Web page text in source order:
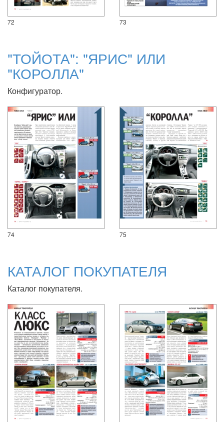
72 73
"ТОЙОТА": "ЯРИС" ИЛИ
"КОРОЛЛА"
Конфигуратор.
74 75
КАТАЛОГ ПОКУПАТЕЛЯ
Каталог покупателя.